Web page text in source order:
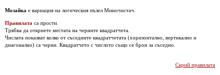
Мозайка е вариация на логическия пъзел Миночистач.
Правилата са прости.
Трябва да откриете местата на черните квадратчета.
Числата показват колко от съседните квадратчетата (хоризонтално, вертикално и
диагонално) са черни. Квадратчето с числото също се брои за съседно.
Скрий правилата